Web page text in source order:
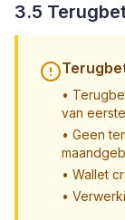
3.5
•
van
• Geen
• Wallet
•